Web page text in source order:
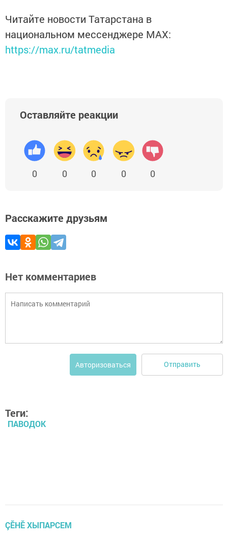
Читайте новости Татарстана в
национальном мессенджере MАХ:
https://max.ru/tatmedia
Оставляйте реакции
0 0 0 0 0
Расскажите друзьям
Нет комментариев
Авторизоваться Отправить
Теги:
ПАВОДОК
ÇӖНӖ ХЫПАРСЕМ